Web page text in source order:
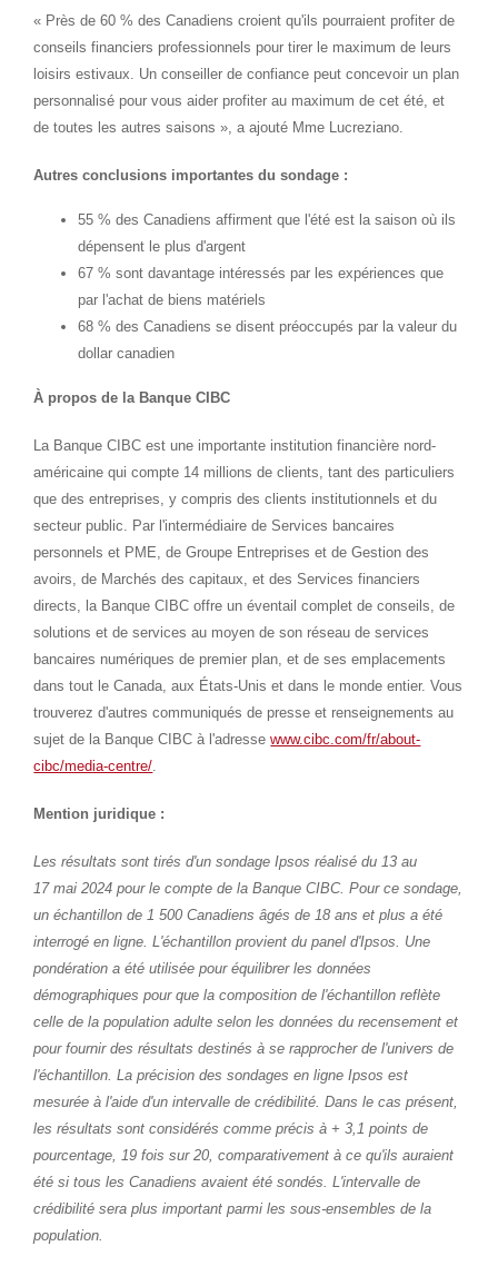
« Près de 60 % des Canadiens croient qu'ils pourraient profiter de
conseils financiers professionnels pour tirer le maximum de leurs
loisirs estivaux. Un conseiller de confiance peut concevoir un plan
personnalisé pour vous aider profiter au maximum de cet été, et
de toutes les autres saisons », a ajouté Mme Lucreziano.
Autres conclusions importantes du sondage :
55 % des Canadiens affirment que l'été est la saison où ils
dépensent le plus d'argent
67 % sont davantage intéressés par les expériences que
par l'achat de biens matériels
68 % des Canadiens se disent préoccupés par la valeur du
dollar canadien
À propos de la Banque CIBC
La Banque CIBC est une importante institution financière nord-
américaine qui compte 14 millions de clients, tant des particuliers
que des entreprises, y compris des clients institutionnels et du
secteur public. Par l'intermédiaire de Services bancaires
personnels et PME, de Groupe Entreprises et de Gestion des
avoirs, de Marchés des capitaux, et des Services financiers
directs, la Banque CIBC offre un éventail complet de conseils, de
solutions et de services au moyen de son réseau de services
bancaires numériques de premier plan, et de ses emplacements
dans tout le Canada, aux États-Unis et dans le monde entier. Vous
trouverez d'autres communiqués de presse et renseignements au
sujet de la Banque CIBC à l'adressewww.cibc.com/fr/about-
cibc/media-centre/.
Mention juridique :
Les résultats sont tirés d'un sondage Ipsos réalisé du 13 au
17 mai 2024 pour le compte de la Banque CIBC. Pour ce sondage,
un échantillon de 1 500 Canadiens âgés de 18 ans et plus a été
interrogé en ligne. L'échantillon provient du panel d'Ipsos. Une
pondération a été utilisée pour équilibrer les données
démographiques pour que la composition de l'échantillon reflète
celle de la population adulte selon les données du recensement et
pour fournir des résultats destinés à se rapprocher de l'univers de
l'échantillon. La précision des sondages en ligne Ipsos est
mesurée à l'aide d'un intervalle de crédibilité. Dans le cas présent,
les résultats sont considérés comme précis à + 3,1 points de
pourcentage, 19 fois sur 20, comparativement à ce qu'ils auraient
été si tous les Canadiens avaient été sondés. L'intervalle de
crédibilité sera plus important parmi les sous-ensembles de la
population.